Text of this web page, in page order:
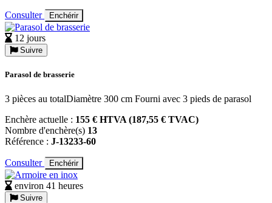
Consulter Enchérir
12 jours
Suivre
Parasol de brasserie
3 pièces au totalDiamètre 300 cm Fourni avec 3 pieds de parasol
Enchère actuelle : 155 € HTVA (187,55 € TVAC)
Nombre d'enchère(s) 13
Référence : J-13233-60
Consulter Enchérir
environ 41 heures
Suivre